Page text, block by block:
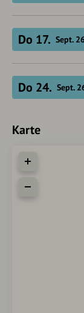
Do 17. Sept.
Do 24. Sept.
Karte